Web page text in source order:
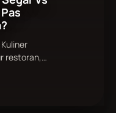
restoran,
kuliner
bahan